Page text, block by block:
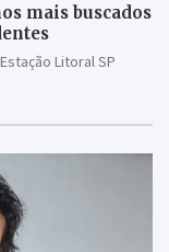
mais buscados
Litoral SP